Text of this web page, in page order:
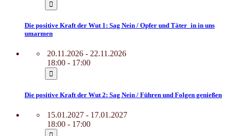
Die positive Kraft der Wut 1: Sag Nein / Opfer und Täter_in in uns
umarmen
20.11.2026 - 22.11.2026
18:00 - 17:00
Die positive Kraft der Wut 2: Sag Nein / Führen und Folgen genießen
15.01.2027 - 17.01.2027
18:00 - 17:00